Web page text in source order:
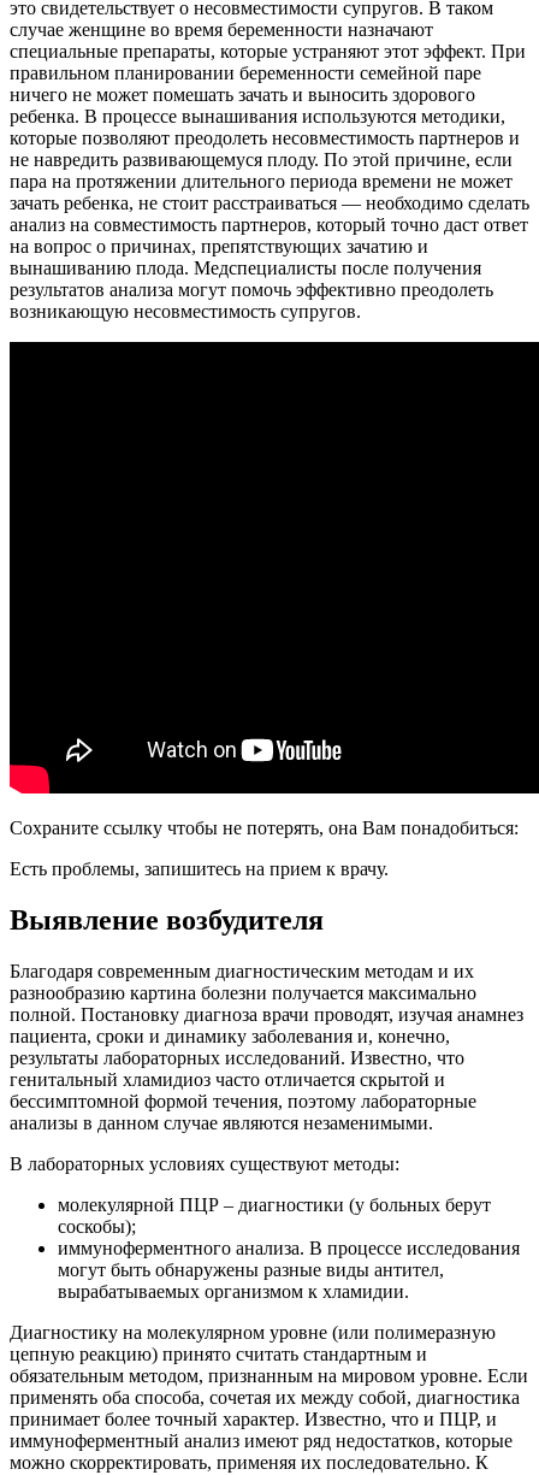
это свидетельствует о несовместимости супругов. В таком
случае женщине во время беременности назначают
специальные препараты, которые устраняют этот эффект. При
правильном планировании беременности семейной паре
ничего не может помешать зачать и выносить здорового
ребенка. В процессе вынашивания используются методики,
которые позволяют преодолеть несовместимость партнеров и
не навредить развивающемуся плоду. По этой причине, если
пара на протяжении длительного периода времени не может
зачать ребенка, не стоит расстраиваться — необходимо сделать
анализ на совместимость партнеров, который точно даст ответ
на вопрос о причинах, препятствующих зачатию и
вынашиванию плода. Медспециалисты после получения
результатов анализа могут помочь эффективно преодолеть
возникающую несовместимость супругов.
Сохраните ссылку чтобы не потерять, она Вам понадобиться:
Есть проблемы, запишитесь на прием к врачу.
Выявление возбудителя
Благодаря современным диагностическим методам и их
разнообразию картина болезни получается максимально
полной. Постановку диагноза врачи проводят, изучая анамнез
пациента, сроки и динамику заболевания и, конечно,
результаты лабораторных исследований. Известно, что
генитальный хламидиоз часто отличается скрытой и
бессимптомной формой течения, поэтому лабораторные
анализы в данном случае являются незаменимыми.
В лабораторных условиях существуют методы:
молекулярной ПЦР – диагностики (у больных берут
соскобы);
иммуноферментного анализа. В процессе исследования
могут быть обнаружены разные виды антител,
вырабатываемых организмом к хламидии.
Диагностику на молекулярном уровне (или полимеразную
цепную реакцию) принято считать стандартным и
обязательным методом, признанным на мировом уровне. Если
применять оба способа, сочетая их между собой, диагностика
принимает более точный характер. Известно, что и ПЦР, и
иммуноферментный анализ имеют ряд недостатков, которые
можно скорректировать, применяя их последовательно. К